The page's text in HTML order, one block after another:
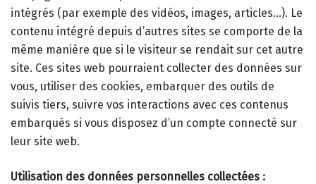
intégrés (par exemple des vidéos, images, articles…). Le
contenu intégré depuis d’autres sites se comporte de la
même manière que si le visiteur se rendait sur cet autre
site. Ces sites web pourraient collecter des données sur
vous, utiliser des cookies, embarquer des outils de
suivis tiers, suivre vos interactions avec ces contenus
embarqués si vous disposez d’un compte connecté sur
leur site web.
Utilisation des données personnelles collectées :